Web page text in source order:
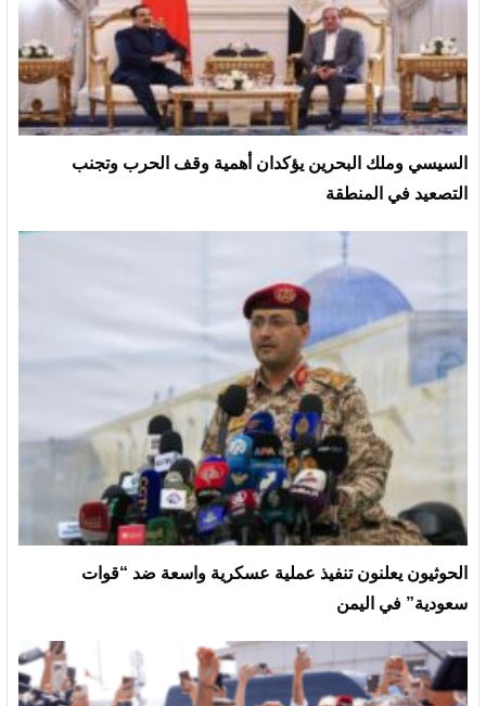
السيسي وملك البحرين يؤكدان أهمية وقف الحرب وتجنب
التصعيد في المنطقة
الحوثيون يعلنون تنفيذ عملية عسكرية واسعة ضد “قوات
سعودية” في اليمن